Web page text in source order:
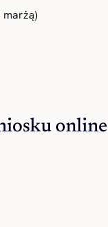
online